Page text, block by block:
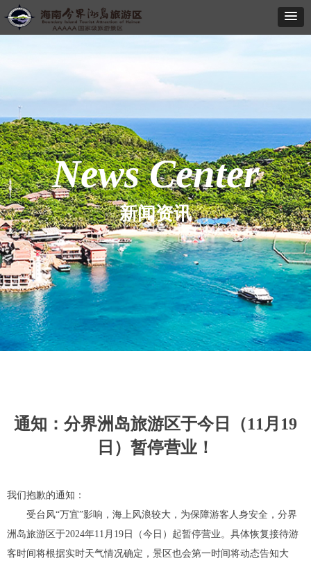
通知：分界洲岛旅游区于今日（11月19
日）暂停营业！
我们抱歉的通知：
受台风“万宜”影响，海上风浪较大，为保障游客人身安全，分界
洲岛旅游区于2024年11月19日（今日）起暂停营业。具体恢复接待游
客时间将根据实时天气情况确定，景区也会第一时间将动态告知大
News Center
新闻资讯